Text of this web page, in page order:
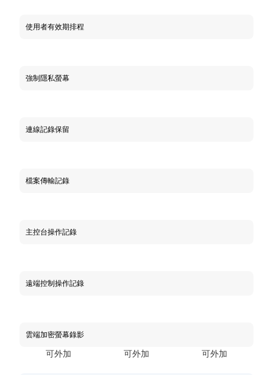
使用者有效期排程
強制隱私螢幕
連線記錄保留
檔案傳輸記錄
主控台操作記錄
遠端控制操作記錄
雲端加密螢幕錄影
可外加 可外加 可外加